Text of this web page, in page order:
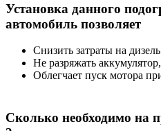
Установка данного
автомобиль позволяет
Снизить затраты на
Не разряжать
Облегчает пуск мотора
Сколько необходимо на